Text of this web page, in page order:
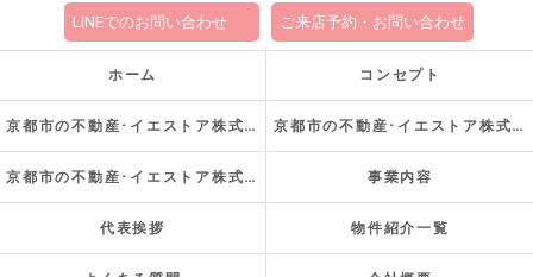
LINEでのお問い合わせ ご来店予約・お問い合わせ
ホーム コンセプト
京都市の不動産･イエストア株式会社の口コミ情報 京都市の不動産･イエストア株式会社の評判
京都市の不動産･イエストア株式会社のお客様の声 事業内容
代表挨拶 物件紹介一覧